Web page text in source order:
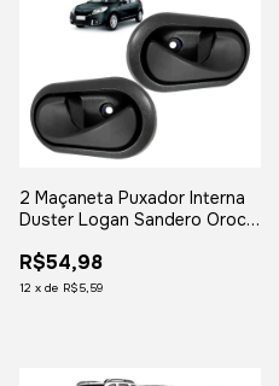
2 Maçaneta Puxador Interna
Duster Logan Sandero Oroch
R$54,98
12 x de R$5,59